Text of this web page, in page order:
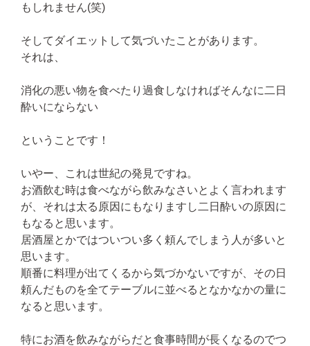
もしれません(笑)
そしてダイエットして気づいたことがあります。
それは、
消化の悪い物を食べたり過食しなければそんなに二日
酔いにならない
ということです！
いやー、これは世紀の発見ですね。
お酒飲む時は食べながら飲みなさいとよく言われます
が、それは太る原因にもなりますし二日酔いの原因に
もなると思います。
居酒屋とかではついつい多く頼んでしまう人が多いと
思います。
順番に料理が出てくるから気づかないですが、その日
頼んだものを全てテーブルに並べるとなかなかの量に
なると思います。
特にお酒を飲みながらだと食事時間が長くなるのでつ